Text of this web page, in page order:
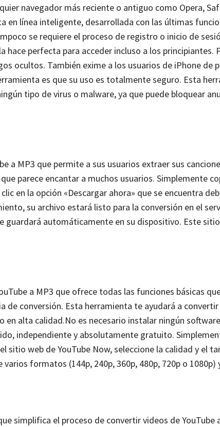
navegador más reciente o antiguo como Opera,
en línea inteligente, desarrollada con las últimas
se requiere el proceso de registro o inicio de
perfecta para acceder incluso a los principiantes.
ocultos. También exime a los usuarios de iPhone de
es que su uso es totalmente seguro. Esta
tipo de virus o malware, ya que puede bloquear
a MP3 que permite a sus usuarios extraer sus
parece encantar a muchos usuarios. Simplemente
en la opción «Descargar ahora» que se encuentra
su archivo estará listo para la conversión en el
guardará automáticamente en su dispositivo. Este
a MP3 que ofrece todas las funciones básicas
de conversión. Esta herramienta te ayudará a
en alta calidad.No es necesario instalar ningún
independiente y absolutamente gratuito.
sitio web de YouTube Now, seleccione la calidad y el
formatos (144p, 240p, 360p, 480p, 720p o 1080p)
simplifica el proceso de convertir videos de YouTube